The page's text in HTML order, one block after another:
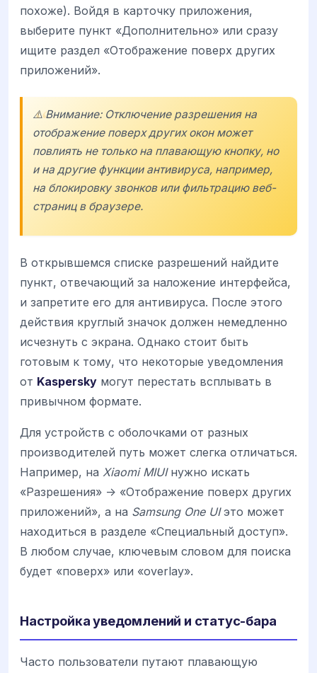
похоже). Войдя в карточку приложения,
выберите пункт «Дополнительно» или сразу
ищите раздел «Отображение поверх других
приложений».
⚠️ Внимание: Отключение разрешения на
отображение поверх других окон может
повлиять не только на плавающую кнопку, но
и на другие функции антивируса, например,
на блокировку звонков или фильтрацию веб-
страниц в браузере.
В открывшемся списке разрешений найдите
пункт, отвечающий за наложение интерфейса,
и запретите его для антивируса. После этого
действия круглый значок должен немедленно
исчезнуть с экрана. Однако стоит быть
готовым к тому, что некоторые уведомления
от Kaspersky могут перестать всплывать в
привычном формате.
Для устройств с оболочками от разных
производителей путь может слегка отличаться.
Например, на Xiaomi MIUIнужно искать
«Разрешения» -> «Отображение поверх других
приложений», а на Samsung One UIэто может
находиться в разделе «Специальный доступ».
В любом случае, ключевым словом для поиска
будет «поверх» или «overlay».
Настройка уведомлений и статус-бара
Часто пользователи путают плавающую